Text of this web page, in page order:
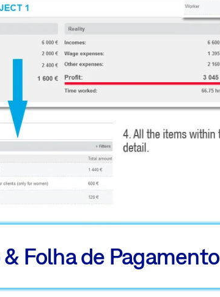
Folha de Pagamento